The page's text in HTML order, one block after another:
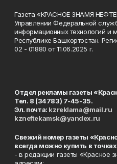
Газета «КРАСНОЕ ЗНАМЯ
Управлении Федеральной
информационных технологий и
Республике Башкортостан.
02 - 01880 от 11.06.2025 г.
Отдел рекламы газеты
Тел. 8 (34783) 7-45-35.
Эл. почта: kzreklama@mail.ru
kzneftekamsk@yandex.ru
Свежий номер газеты
всегда можно купить в
- в редакции газеты «Красное